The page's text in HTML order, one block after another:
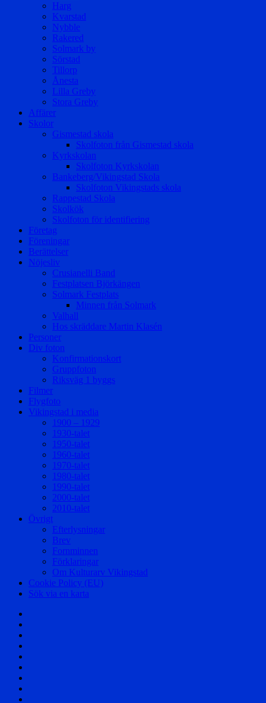
Harg
Kvarstad
Nybble
Rakered
Solmark by
Sörstad
Tillorp
Ånesta
Lilla Greby
Stora Greby
Affärer
Skolor
Gismestad skola
Skolfoton från Gismestad skola
Kyrkskolan
Skolfoton Kyrkskolan
Bankeberg/Vikingstad Skola
Skolfoton Vikingstads skola
Rappestad Skola
Skolkök
Skolfoton för identifiering
Företag
Föreningar
Berättelser
Nöjesliv
Crusianelli Band
Festplatsen Björkängen
Solmark Festplats
Minnen från Solmark
Valhall
Hos skräddare Martin Klasén
Personer
Div foton
Konfirmationskort
Gruppfoton
Riksväg 1 byggs
Filmer
Flygfoto
Vikingstad i media
1900 – 1929
1930-talet
1950-talet
1960-talet
1970-talet
1980-talet
1990-talet
2000-talet
2010-talet
Övrigt
Efterlysningar
Brev
Fornminnen
Förklaringar
Om Kulturarv Vikingstad
Cookie Policy (EU)
Sök via en karta